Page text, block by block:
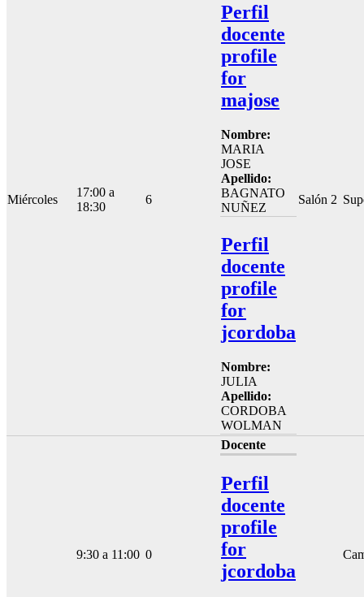
Miércoles
17:00 a
18:30
6
Perfil
docente
profile
for
majose
Nombre:
MARIA
JOSE
Apellido:
BAGNATO
NUÑEZ
Perfil
docente
profile
for
jcordoba
Nombre:
JULIA
Apellido:
CORDOBA
WOLMAN
Salón 2
9:30 a 11:00 0
Docente
Perfil
docente
profile
for
jcordoba